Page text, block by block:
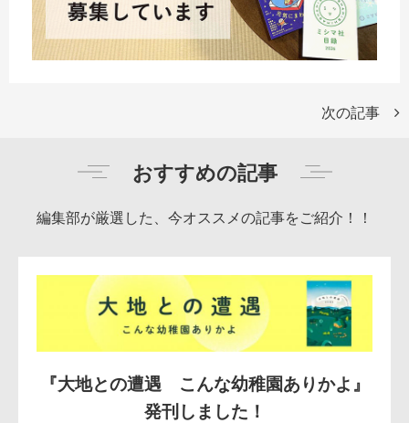
次の記事
おすすめの記事
編集部が厳選した、今オススメの記事をご紹介！！
『大地との遭遇 こんな幼稚園ありかよ』
発刊しました！